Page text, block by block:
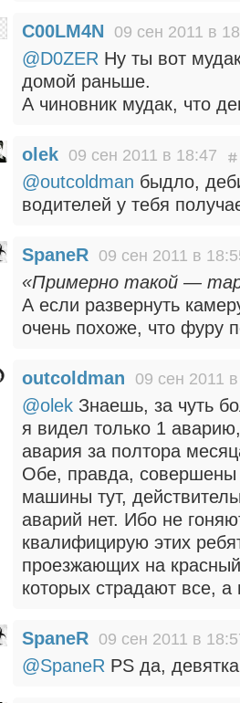
C00LM4N 09 сен 2011 в
@D0ZER Ну ты вот
домой раньше.
А чиновник мудак, что
olek 09 сен 2011 в 18:47
@outcoldman быдло,
водителей у тебя
SpaneR 09 сен 2011 в
«Примерно такой —
А если развернуть
очень похоже, что фуру
outcoldman 09 сен 2011
@olek Знаешь, за чуть
я видел только 1
авария за полтора
Обе, правда, совершены
машины тут,
аварий нет. Ибо не
квалифицирую этих
проезжающих на
которых страдают все, а
SpaneR 09 сен 2011 в
@SpaneR PS да,